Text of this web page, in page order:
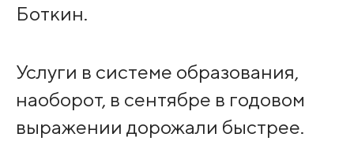
Боткин.
Услуги в системе образования,
наоборот, в сентябре в годовом
выражении дорожали быстрее.